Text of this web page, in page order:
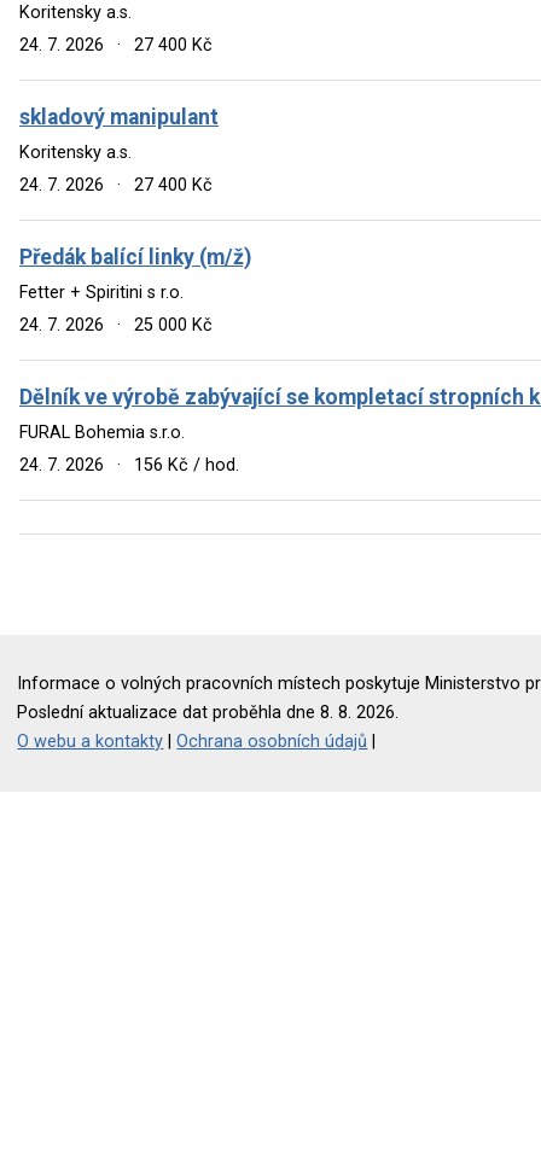
Koritensky a.s.
24. 7. 2026
· 27 400 Kč
skladový manipulant
Koritensky a.s.
24. 7. 2026
· 27 400 Kč
Předák balící linky (m/ž)
Fetter + Spiritini s r.o.
24. 7. 2026
· 25 000 Kč
Dělník ve výrobě zabývající se kompletací stropních
FURAL Bohemia s.r.o.
24. 7. 2026
· 156 Kč / hod.
Informace o volných pracovních místech poskytuje Ministerstvo
Poslední aktualizace dat proběhla dne 8. 8. 2026.
O webu a kontakty |Ochrana osobních údajů